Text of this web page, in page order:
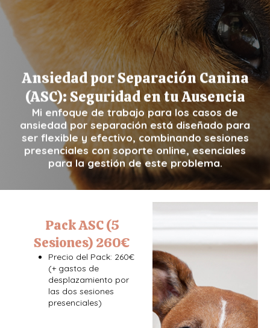
Ansiedad por Separación Canina
(ASC): Seguridad en tu Ausencia
Mi enfoque de trabajo para los casos de
ansiedad por separación está diseñado para
ser flexible y efectivo, combinando sesiones
presenciales con soporte online, esenciales
para la gestión de este problema.
Pack ASC (5
Sesiones) 260€
Precio del Pack: 260€
(+ gastos de
desplazamiento por
las dos sesiones
presenciales)